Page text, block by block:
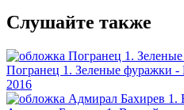
Слушайте также
Погранец 1. Зеленые фуражки
2016